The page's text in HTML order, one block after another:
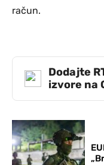
račun.
Dodajte
izvore na